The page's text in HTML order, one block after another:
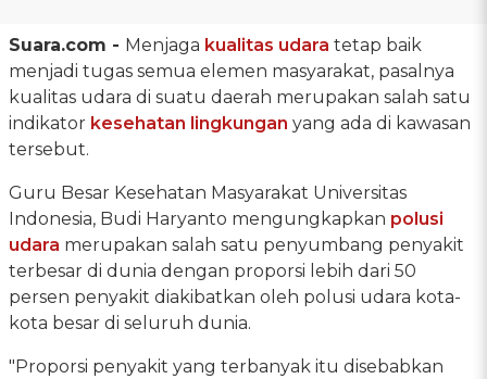
Suara.com - Menjaga kualitas udara tetap baik
menjadi tugas semua elemen masyarakat, pasalnya
kualitas udara di suatu daerah merupakan salah satu
indikator kesehatan lingkungan yang ada di kawasan
tersebut.
Guru Besar Kesehatan Masyarakat Universitas
Indonesia, Budi Haryanto mengungkapkan polusi
udara merupakan salah satu penyumbang penyakit
terbesar di dunia dengan proporsi lebih dari 50
persen penyakit diakibatkan oleh polusi udara kota-
kota besar di seluruh dunia.
"Proporsi penyakit yang terbanyak itu disebabkan